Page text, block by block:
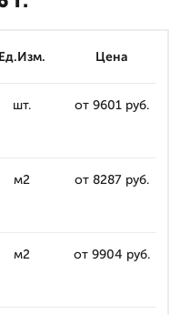
Ед.Изм. Цена
шт. от 9601 руб.
м2 от 8287 руб.
м2 от 9904 руб.